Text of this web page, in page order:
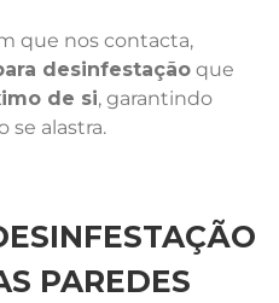
que nos contacta,
desinfestação que
de si, garantindo
se alastra.
PAREDES